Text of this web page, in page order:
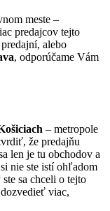
meste –
predajcov tejto
alebo
, odporúčame Vám
– metropole
že predajňu
len je tu obchodov a
nie ste istí ohľadom
sa chceli o tejto
viac,